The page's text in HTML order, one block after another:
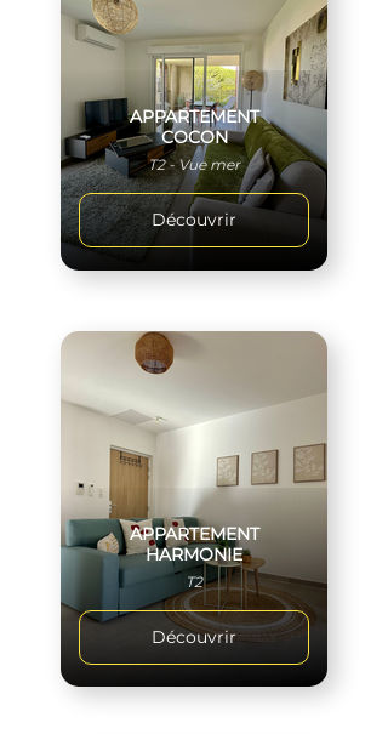
APPARTEMENT
COCON
T2 - Vue mer
Découvrir
APPARTEMENT
HARMONIE
T2
Découvrir